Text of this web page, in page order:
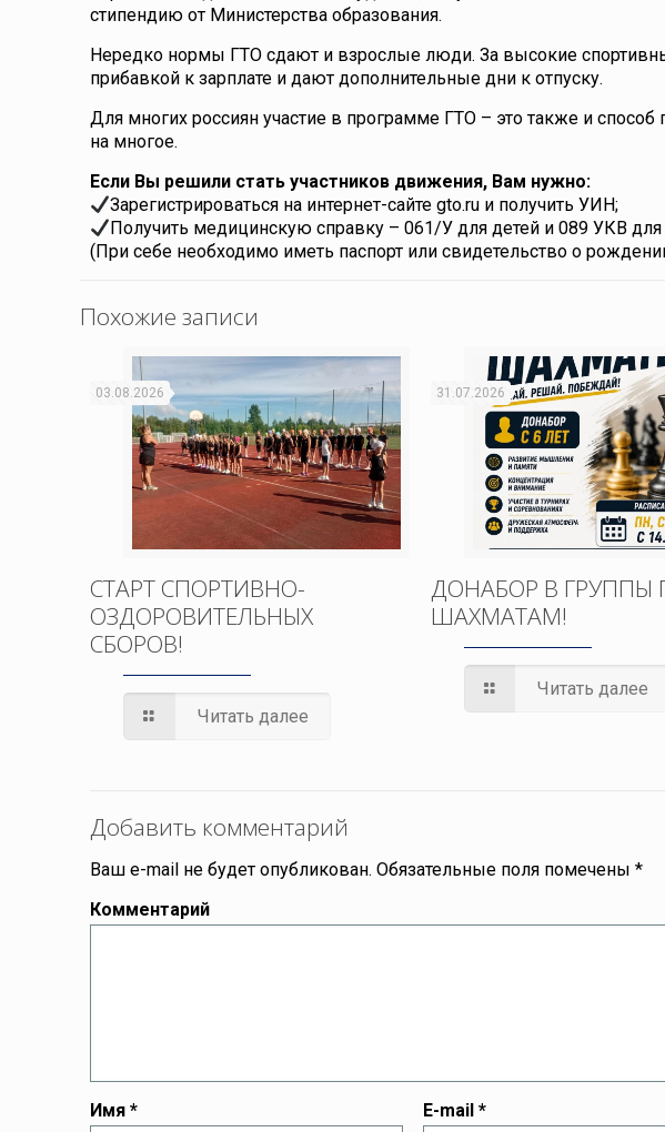
стипендию от Министерства образования.
Нередко нормы ГТО сдают и взрослые люди. За высокие
прибавкой к зарплате и дают дополнительные дни к отпуску.
Для многих россиян участие в программе ГТО – это также и
на многое.
Если Вы решили стать участников движения, Вам нужно:
Зарегистрироваться на интернет-сайте gto.ru и получить УИН;
Получить медицинскую справку – 061/У для детей и 089 УКВ
(При себе необходимо иметь паспорт или свидетельство о
Похожие записи
03.08.2026
СТАРТ СПОРТИВНО-
ОЗДОРОВИТЕЛЬНЫХ
СБОРОВ!
Читать далее
31.07.2026
ДОНАБОР В ГРУППЫ
ШАХМАТАМ!
Читать далее
Добавить комментарий
Ваш e-mail не будет опубликован. Обязательные поля помечены*
Комментарий
Имя* E-mail*